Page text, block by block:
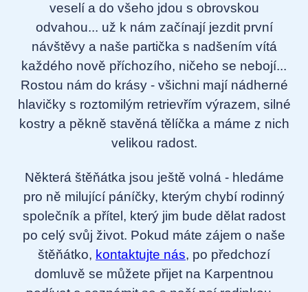
veselí a do všeho jdou s obrovskou
odvahou... už k nám začínají jezdit první
návštěvy a naše partička s nadšením vítá
každého nově příchozího, ničeho se nebojí...
Rostou nám do krásy - všichni mají nádherné
hlavičky s roztomilým retrievřím výrazem, silné
kostry a pěkně stavěná tělíčka a máme z nich
velikou radost.
Některá štěňátka jsou ještě volná - hledáme
pro ně milující páníčky, kterým chybí rodinný
společník a přítel, který jim bude dělat radost
po celý svůj život. Pokud máte zájem o naše
štěňátko, kontaktujte nás, po předchozí
domluvě se můžete přijet na Karpentnou